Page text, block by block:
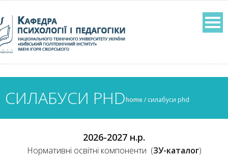
СИЛАБУСИ PHDhome/ силабуси phd
2026-2027 н.р.
Нормативні освітні компоненти (ЗУ-каталог)